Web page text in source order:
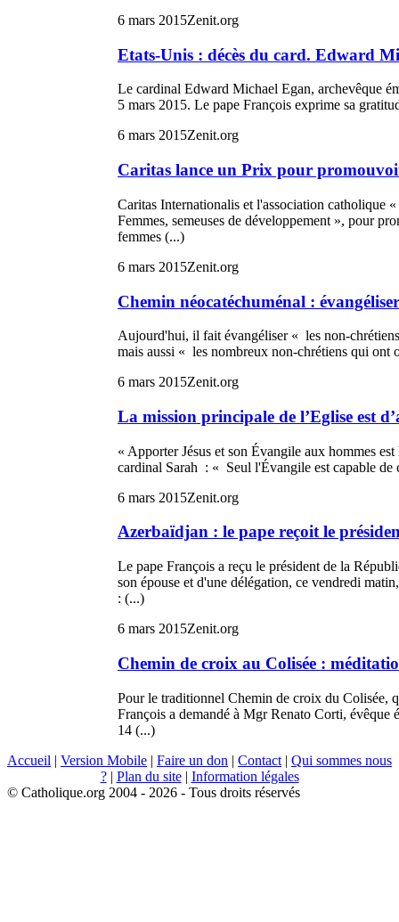
6 mars 2015Zenit.org
Etats-Unis : décès du card. Edward
Le cardinal Edward Michael Egan, archevêque
5 mars 2015. Le pape François exprime sa
6 mars 2015Zenit.org
Caritas lance un Prix pour
Caritas Internationalis et l'association catholique
Femmes, semeuses de développement », pour
femmes (...)
6 mars 2015Zenit.org
Chemin néocatéchuménal :
Aujourd'hui, il fait évangéliser « les non-
mais aussi « les nombreux non-chrétiens qui ont
6 mars 2015Zenit.org
La mission principale de l’Eglise est
« Apporter Jésus et son Évangile aux hommes
cardinal Sarah : « Seul l'Évangile est capable de
6 mars 2015Zenit.org
Azerbaïdjan : le pape reçoit le
Le pape François a reçu le président de la
son épouse et d'une délégation, ce vendredi
: (...)
6 mars 2015Zenit.org
Chemin de croix au Colisée :
Pour le traditionnel Chemin de croix du Colisée,
François a demandé à Mgr Renato Corti, évêque
14 (...)
Accueil | Version Mobile | Faire un don | Contact | Qui sommes nous
?| Plan du site| Information légales
© Catholique.org 2004 - 2026 - Tous droits réservés